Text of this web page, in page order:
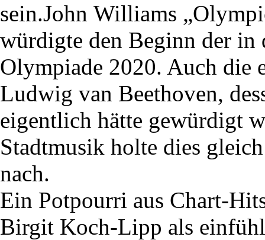
sein.John Williams
würdigte den Beginn der in
Olympiade 2020. Auch die
Ludwig van Beethoven,
eigentlich hätte gewürdigt
Stadtmusik holte dies
nach.
Ein Potpourri aus Chart-
Birgit Koch-Lipp als